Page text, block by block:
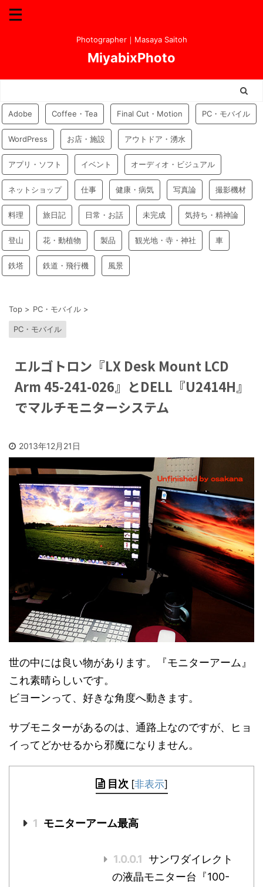
Photographer｜Masaya Saitoh
MiyabixPhoto
Adobe Coffee・Tea Final Cut・Motion PC・モバイル
WordPress お店・施設 アウトドア・湧水
アプリ・ソフト イベント オーディオ・ビジュアル
ネットショップ 仕事 健康・病気 写真論 撮影機材
料理 旅日記 日常・お話 未完成 気持ち・精神論
登山 花・動植物 製品 観光地・寺・神社 車
鉄塔 鉄道・飛行機 風景
Top > PC・モバイル >
PC・モバイル
エルゴトロン『LX Desk Mount LCD
Arm 45-241-026』とDELL『U2414H』
でマルチモニターシステム
2013年12月21日
世の中には良い物があります。『モニターアーム』
これ素晴らしいです。
ビヨーンって、好きな角度へ動きます。
サブモニターがあるのは、通路上なのですが、ヒョ
イってどかせるから邪魔になりません。
目次 [非表示]
1 モニターアーム最高
1.0.0.1 サンワダイレクト
の液晶モニター台『100-